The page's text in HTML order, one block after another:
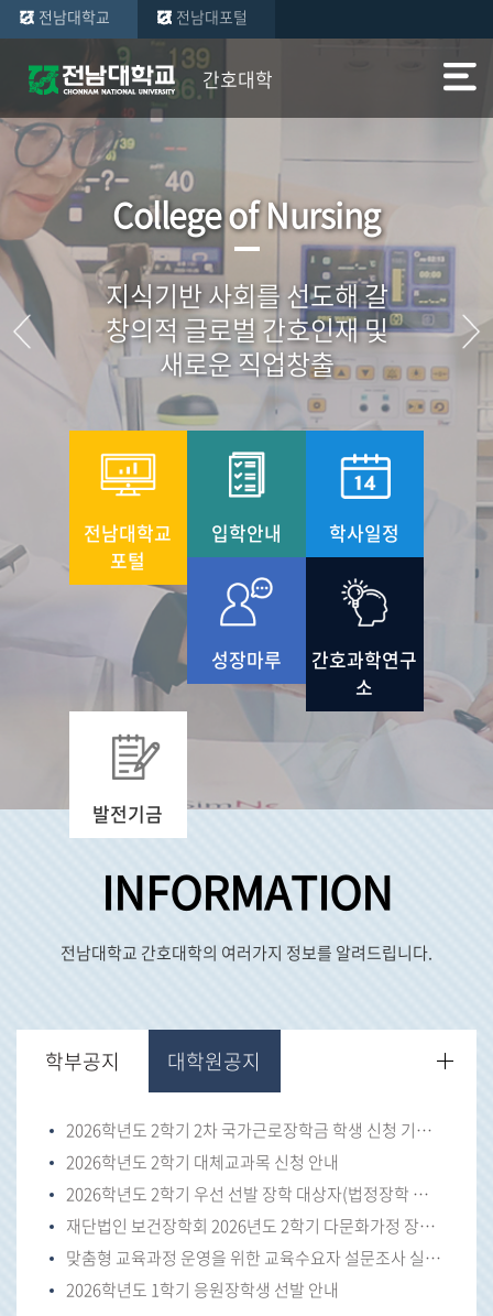
전남대학교 전남대포털
간호대학
College of Nursing
지식기반 사회를 선도해 갈
창의적 글로벌 간호인재 및
새로운 직업창출
전남대학교
포털
입학안내 학사일정
성장마루
간호과학연구
소
발전기금
INFORMATION
전남대학교 간호대학의 여러가지 정보를 알려드립니다.
학부공지
2026학년도 2학기 2차 국가근로장학금 학생 신청 기간 안내
2026학년도 2학기 대체교과목 신청 안내
2026학년도 2학기 우선 선발 장학 대상자(법정장학 및 복지장학 등) 안내
재단법인 보건장학회 2026년도 2학기 다문화가정 장학생 선발 안내
맞춤형 교육과정 운영을 위한 교육수요자 설문조사 실시 안내
2026학년도 1학기 응원장학생 선발 안내
대학원공지